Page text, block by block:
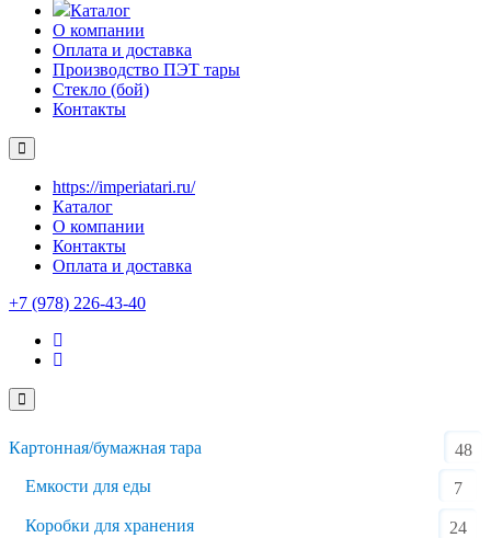
Каталог
О компании
Оплата и доставка
Производство ПЭТ тары
Стекло (бой)
Контакты
https://imperiatari.ru/
Каталог
О компании
Контакты
Оплата и доставка
+7 (978) 226-43-40
Картонная/бумажная тара
48
Емкости для еды
7
Коробки для хранения
24